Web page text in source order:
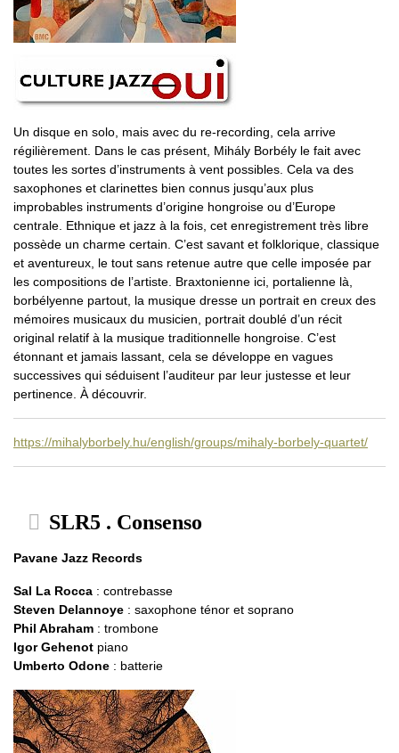
Un disque en solo, mais avec du re-recording, cela arrive
régilièrement. Dans le cas présent, Mihály Borbély le fait avec
toutes les sortes d’instruments à vent possibles. Cela va des
saxophones et clarinettes bien connus jusqu’aux plus
improbables instruments d’origine hongroise ou d’Europe
centrale. Ethnique et jazz à la fois, cet enregistrement très libre
possède un charme certain. C’est savant et folklorique, classique
et aventureux, le tout sans retenue autre que celle imposée par
les compositions de l’artiste. Braxtonienne ici, portalienne là,
borbélyenne partout, la musique dresse un portrait en creux des
mémoires musicaux du musicien, portrait doublé d’un récit
original relatif à la musique traditionnelle hongroise. C’est
étonnant et jamais lassant, cela se développe en vagues
successives qui séduisent l’auditeur par leur justesse et leur
pertinence. À découvrir.
https://mihalyborbely.hu/english/groups/mihaly-borbely-quartet/
SLR5 . Consenso
Pavane Jazz Records
Sal La Rocca : contrebasse
Steven Delannoye : saxophone ténor et soprano
Phil Abraham : trombone
Igor Gehenot piano
Umberto Odone : batterie